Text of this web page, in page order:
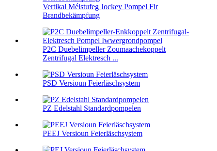
Vertikal Méistufeg Jockey Pompel Fir
Brandbekämpfung
P2C Duebelimpeller Zoumaachekoppelt
Zentrifugal Elektresch ...
PSD Versioun Feierläschsystem
PZ Edelstahl Standardpompelen
PEEJ Versioun Feierläschsystem